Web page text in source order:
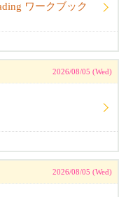
ワークブック
2026/08/05 (Wed)
2026/08/05 (Wed)